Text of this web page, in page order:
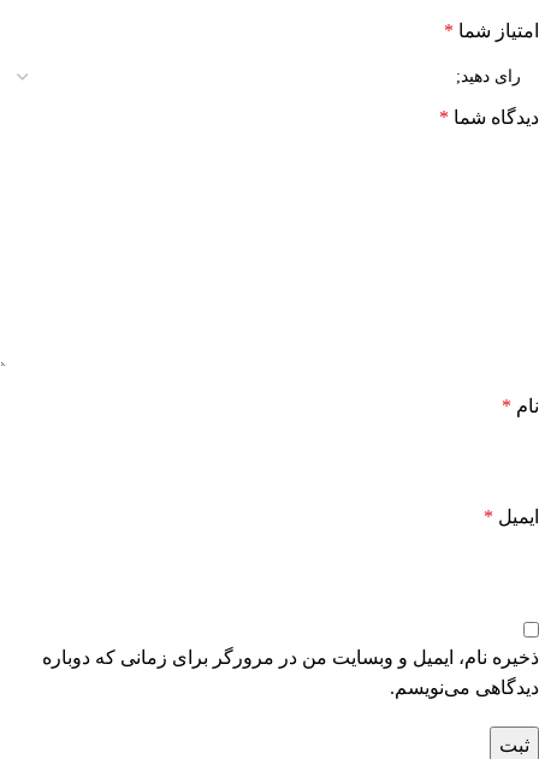
امتیاز شما *
دیدگاه شما *
نام *
ایمیل *
ذخیره نام، ایمیل و وبسایت من در مرورگر برای زمانی که دوباره
دیدگاهی می‌نویسم.